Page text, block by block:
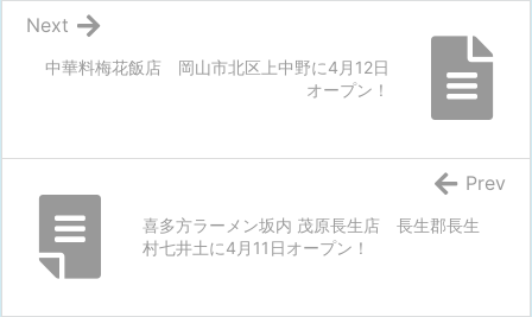
中華料梅花飯店 岡山市北区上中野に4月12日
オープン！
Next
喜多方ラーメン坂内 茂原長生店 長生郡長生
村七井土に4月11日オープン！
Prev